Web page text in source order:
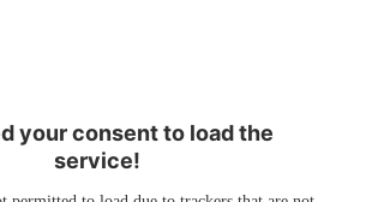
your consent to load the
service!